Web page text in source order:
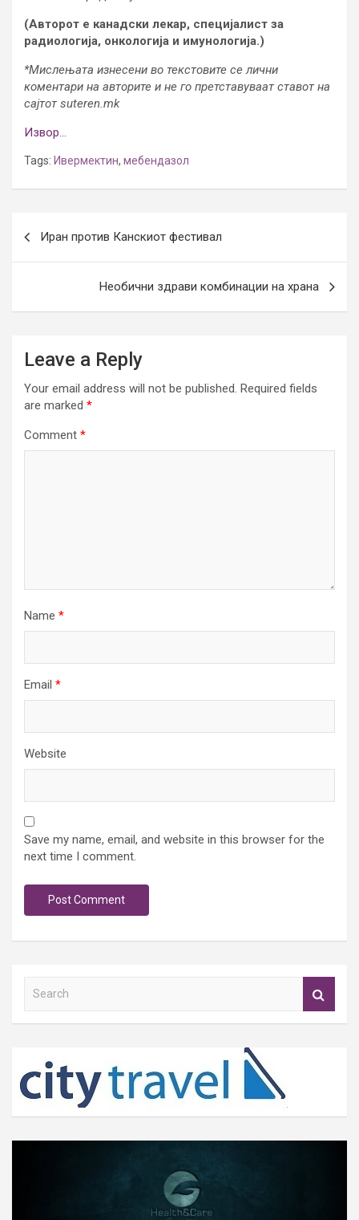
(Авторот е канадски лекар, специјалист за
радиологија, онкологија и имунологија.)
*Мислењата изнесени во текстовите се лични
коментари на авторите и не го претставуваат ставот на
сајтот suteren.mk
Извор…
Tags: Ивермектин, мeбендазол
navigation
Иран против Канскиот фестивал
Необични здрави комбинации на храна
Leave a Reply
Your email address will not be published. Required fields
are marked *
Comment *
Name *
Email *
Website
Save my name, email, and website in this browser for the
next time I comment.
h